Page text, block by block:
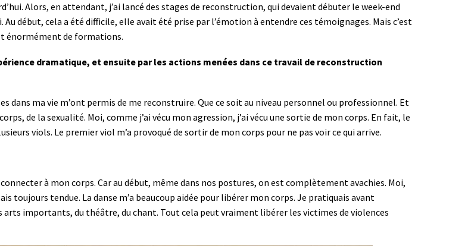
Alors, en attendant, j’ai lancé des stages de reconstruction, qui devaient débuter le week-end
début, cela a été difficile, elle avait été prise par l’émotion à entendre ces témoignages. Mais c’est
énormément de formations.
dramatique, et ensuite par les actions menées dans ce travail de reconstruction
dans ma vie m’ont permis de me reconstruire. Que ce soit au niveau personnel ou professionnel. Et
de la sexualité. Moi, comme j’ai vécu mon agression, j’ai vécu une sortie de mon corps. En fait, le
viols. Le premier viol m’a provoqué de sortir de mon corps pour ne pas voir ce qui arrive.
à mon corps. Car au début, même dans nos postures, on est complètement avachies. Moi,
toujours tendue. La danse m’a beaucoup aidée pour libérer mon corps. Je pratiquais avant
arts importants, du théâtre, du chant. Tout cela peut vraiment libérer les victimes de violences